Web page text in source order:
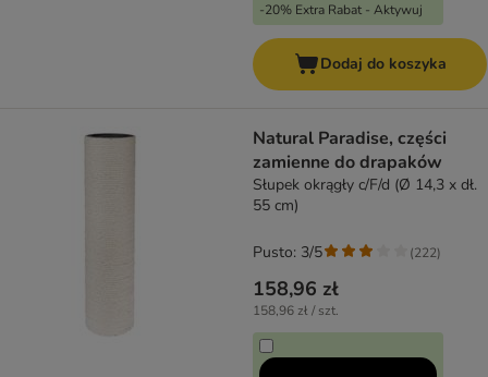
-20% Extra Rabat - Aktywuj
Dodaj do koszyka
Natural Paradise, części
zamienne do drapaków
Słupek okrągły c/F/d (Ø 14,3 x dł.
55 cm)
158,96 zł
158,96 zł / szt.
Pusto: 3/5 (222)